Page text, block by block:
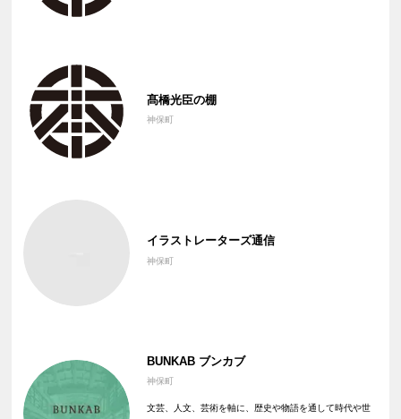
髙橋光臣の棚
神保町
イラストレーターズ通信
神保町
BUNKAB ブンカブ
神保町
文芸、人文、芸術を軸に、歴史や物語を通して時代や世